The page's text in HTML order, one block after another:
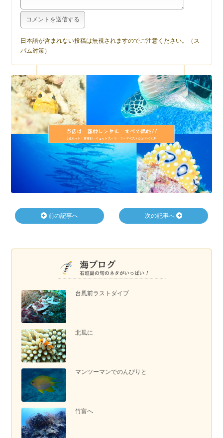
台風前ラストダイブ
北風に
マンツーマンでのんびりと
竹富へ
日本語が含まれない投稿は無視されますのでご注意ください。（ス
パム対策）
前の記事へ 次の記事へ